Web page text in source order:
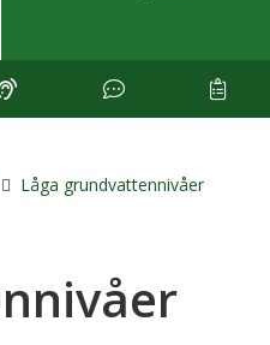
Låga grundvattennivåer